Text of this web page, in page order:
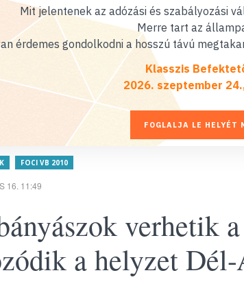
Mit jelentenek az adózási és szabályozási
Merre tart az
érdemes gondolkodni a hosszú távú
Klasszis
2026. szeptember
FOGLALJA LE HELYÉT
FOCI VB 2010
16. 11:49
verhetik
a helyzet